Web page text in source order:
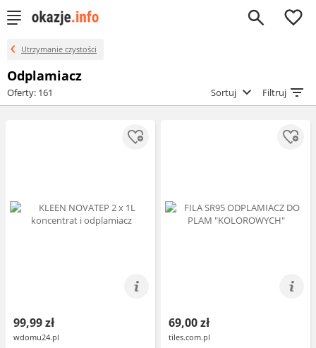
0
Utrzymanie czystości
Odplamiacz
Oferty: 161 Sortuj Filtruj
99,99 zł
wdomu24.pl
69,00 zł
tiles.com.pl